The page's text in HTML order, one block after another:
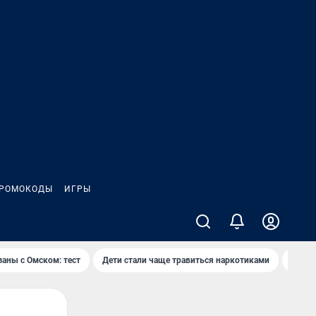
ИГРЫ
с Омском: тест Дети стали чаще травиться наркотиками